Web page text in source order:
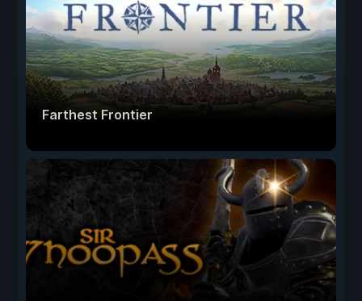
Farthest Frontier